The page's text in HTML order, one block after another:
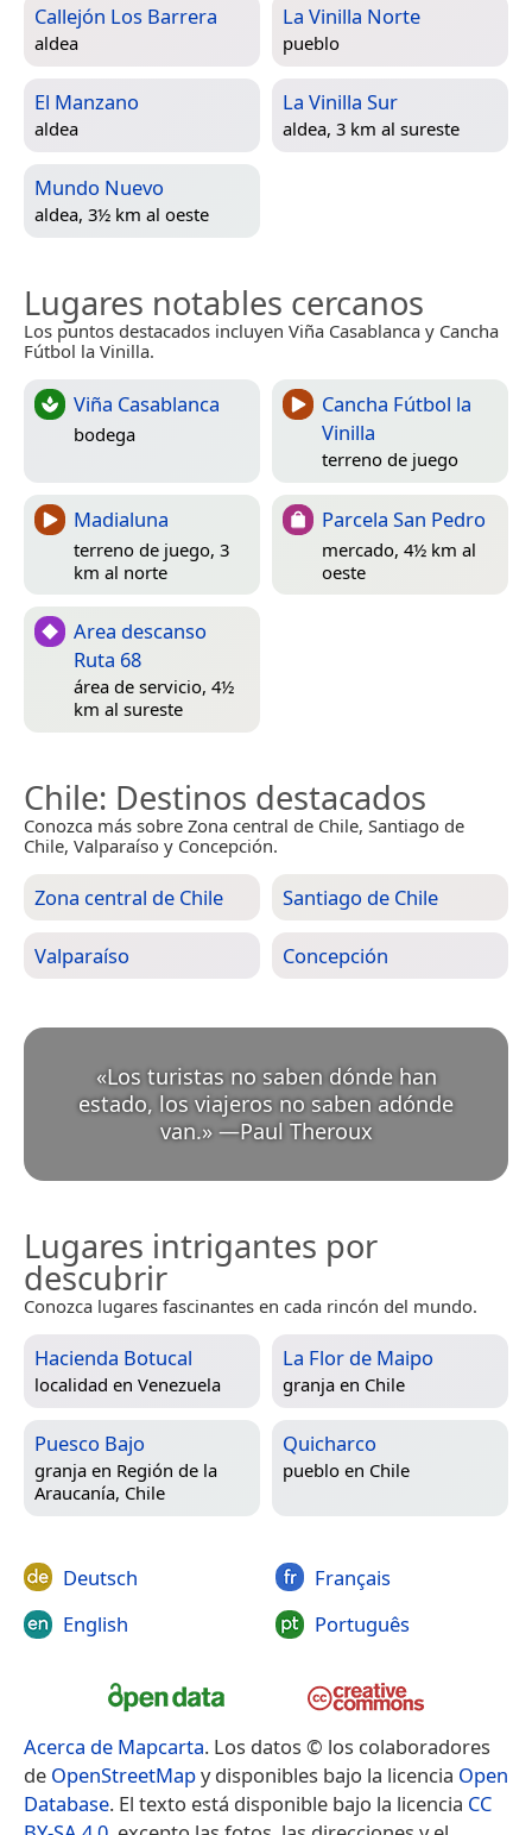
Callejón Los Barrera
aldea
La Vinilla Norte
pueblo
El Manzano
aldea
La Vinilla Sur
aldea, 3 km al sureste
Mundo Nuevo
aldea, 3½ km al oeste
Lugares notables cercanos
Los puntos destacados incluyen Viña Casablanca y Cancha
Fútbol la Vinilla.
Viña Casablanca
bodega
Cancha Fútbol la
Vinilla
terreno de juego
Madialuna
terreno de juego, 3
km al norte
Parcela San Pedro
mercado, 4½ km al
oeste
Area descanso
Ruta 68
área de servicio, 4½
km al sureste
Chile: Destinos destacados
Conozca más sobre Zona central de Chile, Santiago de
Chile, Valparaíso y Concepción.
Zona central de Chile Santiago de Chile
Valparaíso Concepción
«Los turistas no saben dónde han
estado, los viajeros no saben adónde
van.» —Paul Theroux
Lugares intrigantes por
descubrir
Conozca lugares fascinantes en cada rincón del mundo.
Hacienda Botucal
localidad en Venezuela
La Flor de Maipo
granja en Chile
Puesco Bajo
granja en Región de la
Araucanía, Chile
Quicharco
pueblo en Chile
Deutsch
English
Français
Português
Acerca de Mapcarta. Los datos © los colaboradores
de OpenStreetMapy disponibles bajo la licencia Open
Database. El texto está disponible bajo la licencia CC